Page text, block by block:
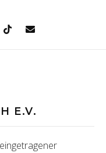
E.V.